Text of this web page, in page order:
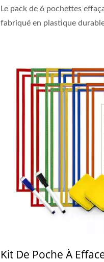
Le pack de 6 pochettes
fabriqué en plastique
Kit De Poche À